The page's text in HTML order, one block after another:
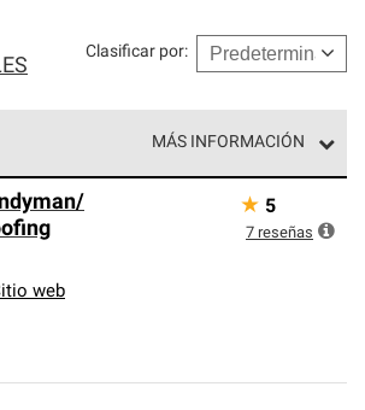
Clasificar por:
MÁS INFORMACIÓN
de profesionales de techos
altos estándares y requisitos estrictos
y confiabilidad.
web
★ 5
7 reseñas